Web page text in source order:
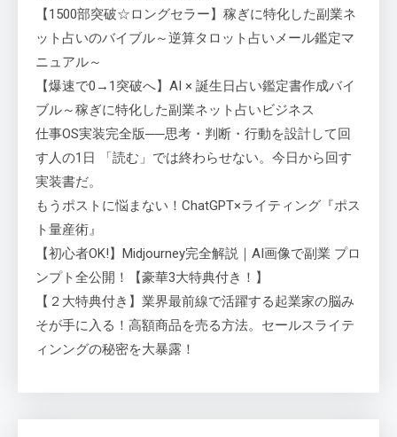
【1500部突破☆ロングセラー】稼ぎに特化した副業ネ
ット占いのバイブル～逆算タロット占いメール鑑定マ
ニュアル～
【爆速で0→1突破へ】AI × 誕生日占い鑑定書作成バイ
ブル～稼ぎに特化した副業ネット占いビジネス
仕事OS実装完全版──思考・判断・行動を設計して回
す人の1日 「読む」では終わらせない。今日から回す
実装書だ。
もうポストに悩まない！ChatGPT×ライティング『ポス
ト量産術』
【初心者OK!】Midjourney完全解説｜AI画像で副業 プロ
ンプト全公開！【豪華3大特典付き！】
【２大特典付き】業界最前線で活躍する起業家の脳み
そが手に入る！高額商品を売る方法。セールスライテ
ィンングの秘密を大暴露！